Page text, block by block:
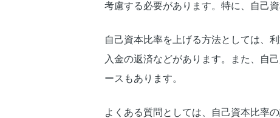
考慮する必要があります。特に、自己
自己資本比率を上げる方法としては、
入金の返済などがあります。また、自
ースもあります。
よくある質問としては、自己資本比率